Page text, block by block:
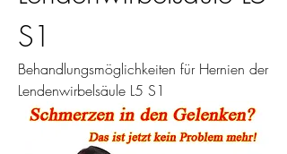
S1
Behandlungsmöglichkeiten für Hernien der
Lendenwirbelsäule L5 S1